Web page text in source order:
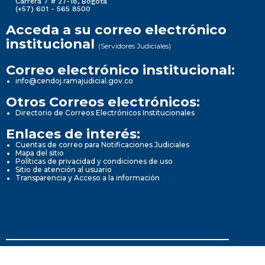
(+57) 601 - 565 8500
Acceda a su correo electrónico
institucional (Servidores Judiciales)
Correo electrónico institucional:
info@cendoj.ramajudicial.gov.co
Otros Correos electrónicos:
Directorio de Correos Electrónicos Institucionales
Enlaces de interés:
Cuentas de correo para Notificaciones Judiciales
Mapa del sitio
Políticas de privacidad y condiciones de uso
Sitio de atención al usuario
Transparencia y Acceso a la información